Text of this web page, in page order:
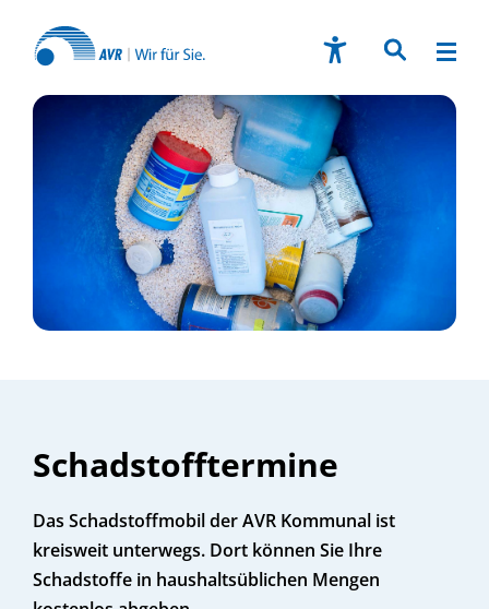
Schadstofftermine
Das Schadstoffmobil der AVR Kommunal ist
kreisweit unterwegs. Dort können Sie Ihre
Schadstoffe in haushaltsüblichen Mengen